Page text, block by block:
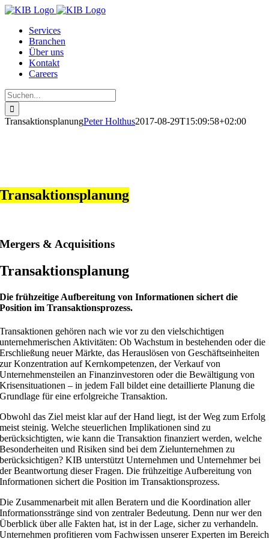
Zum
springenServices
Branchen
Über uns
Kontakt
Careers
Suche
nach:
TransaktionsplanungPeter Holthus2017-08-29T15:09:58+02:00
Transaktionsplanung
Mergers & Acquisitions
Transaktionsplanung
Die frühzeitige Aufbereitung von Informationen sichert die
Position im Transaktionsprozess.
Transaktionen gehören nach wie vor zu den vielschichtigen
unternehmerischen Aktivitäten: Ob Wachstum in bestehenden oder die
Erschließung neuer Märkte, das Herauslösen von Geschäftseinheiten
zur Konzentration auf Kernkompetenzen, der Verkauf von
Unternehmensteilen an Finanzinvestoren oder die Bewältigung von
Krisensituationen – in jedem Fall bildet eine detaillierte Planung die
Grundlage für eine erfolgreiche Transaktion.
Obwohl das Ziel meist klar auf der Hand liegt, ist der Weg zum Erfolg
meist steinig. Welche steuerlichen Implikationen sind zu
berücksichtigten, wie kann die Transaktion finanziert werden, welche
Besonderheiten und Risiken sind bei dem Zielunternehmen zu
berücksichtigen? KIB unterstützt Unternehmen und Unternehmer bei
der Beantwortung dieser Fragen. Die frühzeitige Aufbereitung von
Informationen sichert die Position im Transaktionsprozess.
Die Zusammenarbeit mit allen Beratern und die Koordination aller
Informationsstränge sind von zentraler Bedeutung. Denn nur wer den
Überblick über alle Fakten hat, ist in der Lage, sicher zu verhandeln.
Unternehmen profitieren vom Fachwissen unserer Experten im Bereich